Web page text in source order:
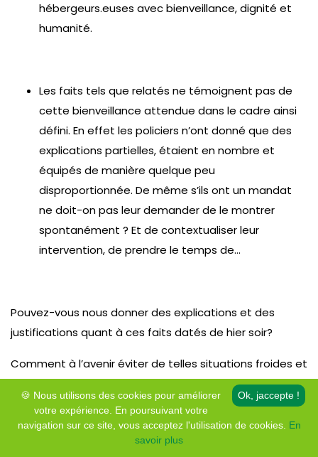
hébergeurs.euses avec bienveillance, dignité et
humanité.
Les faits tels que relatés ne témoignent pas de
cette bienveillance attendue dans le cadre ainsi
défini. En effet les policiers n’ont donné que des
explications partielles, étaient en nombre et
équipés de manière quelque peu
disproportionnée. De même s’ils ont un mandat
ne doit-on pas leur demander de le montrer
spontanément ? Et de contextualiser leur
intervention, de prendre le temps de…
Pouvez-vous nous donner des explications et des
justifications quant à ces faits datés de hier soir?
Comment à l’avenir éviter de telles situations froides et
intimidantes ?
Gérard Couronné répond qu’il est d’accord que c’est
impressionnant pour les hébergeurs et que ca ne
Ok, jaccepte !
🍪 Nous utilisons des cookies pour améliorer
votre expérience. En poursuivant votre
navigation sur ce site, vous acceptez l'utilisation de cookies. En
savoir plus